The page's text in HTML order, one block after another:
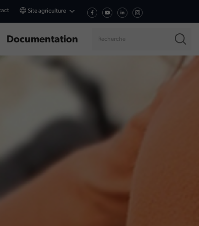
Site agriculture
Documentation